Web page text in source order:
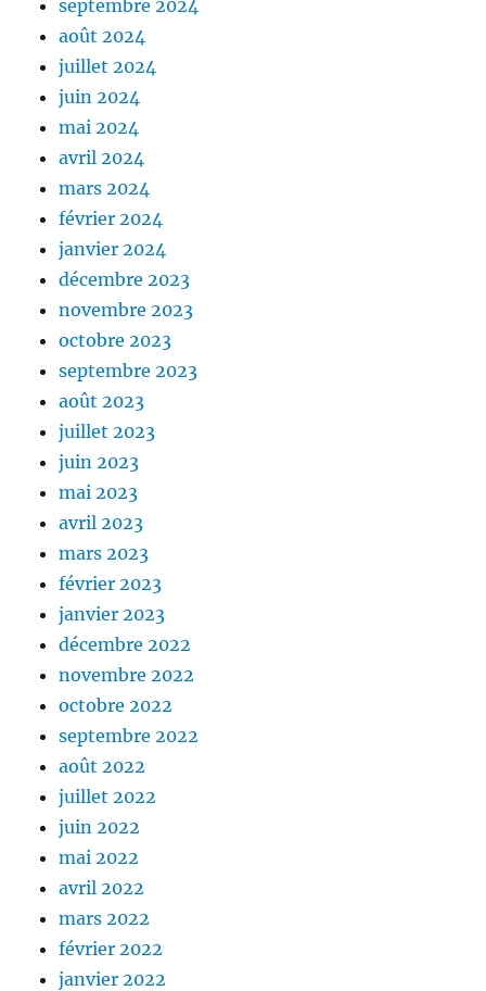
septembre 2024
août 2024
juillet 2024
juin 2024
mai 2024
avril 2024
mars 2024
février 2024
janvier 2024
décembre 2023
novembre 2023
octobre 2023
septembre 2023
août 2023
juillet 2023
juin 2023
mai 2023
avril 2023
mars 2023
février 2023
janvier 2023
décembre 2022
novembre 2022
octobre 2022
septembre 2022
août 2022
juillet 2022
juin 2022
mai 2022
avril 2022
mars 2022
février 2022
janvier 2022